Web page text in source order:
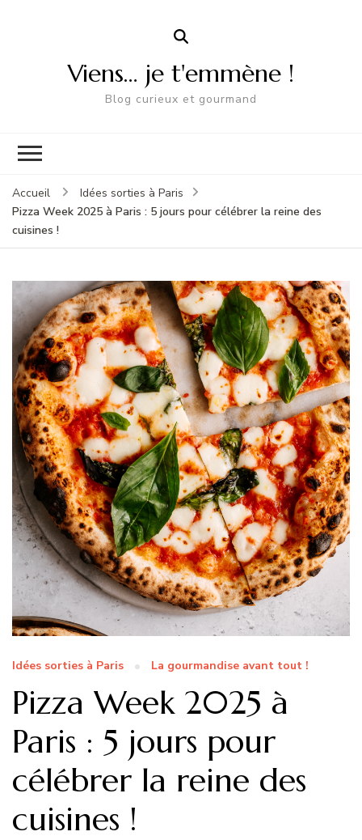
Viens… je t'emmène !
Blog curieux et gourmand
Accueil
Idées sorties à Paris
Pizza Week 2025 à Paris : 5 jours pour célébrer la reine des
cuisines !
Idées sorties à Paris La gourmandise avant tout !
Pizza Week 2025 à
Paris : 5 jours pour
célébrer la reine des
cuisines !